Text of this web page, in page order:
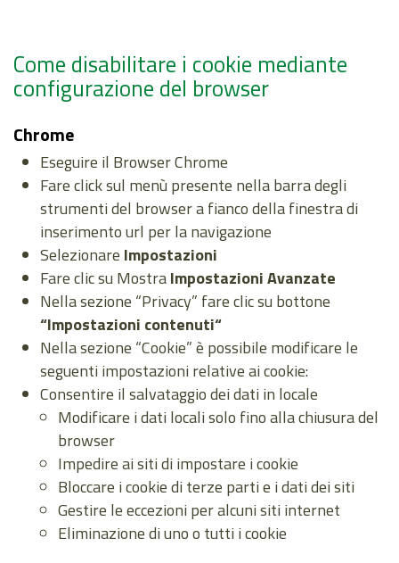
Come disabilitare i cookie mediante
configurazione del browser
Chrome
Eseguire il Browser Chrome
Fare click sul menù presente nella barra degli
strumenti del browser a fianco della finestra di
inserimento url per la navigazione
Selezionare Impostazioni
Fare clic su MostraImpostazioni Avanzate
Nella sezione “Privacy” fare clic su bottone
“Impostazioni contenuti“
Nella sezione “Cookie” è possibile modificare le
seguenti impostazioni relative ai cookie:
Consentire il salvataggio dei dati in locale
Modificare i dati locali solo fino alla chiusura del
browser
Impedire ai siti di impostare i cookie
Bloccare i cookie di terze parti e i dati dei siti
Gestire le eccezioni per alcuni siti internet
Eliminazione di uno o tutti i cookie